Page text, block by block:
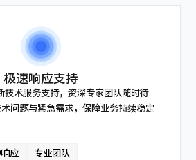
极速响应支持
术服务支持，资深专家团队随时待
问题与紧急需求，保障业务持续稳定
应 专业团队